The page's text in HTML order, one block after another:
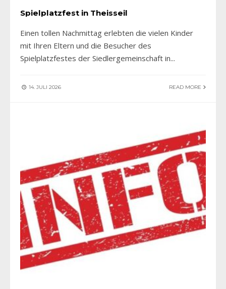
Spielplatzfest in Theisseil
Einen tollen Nachmittag erlebten die vielen Kinder
mit Ihren Eltern und die Besucher des
Spielplatzfestes der Siedlergemeinschaft in...
14. JULI 2026 READ MORE